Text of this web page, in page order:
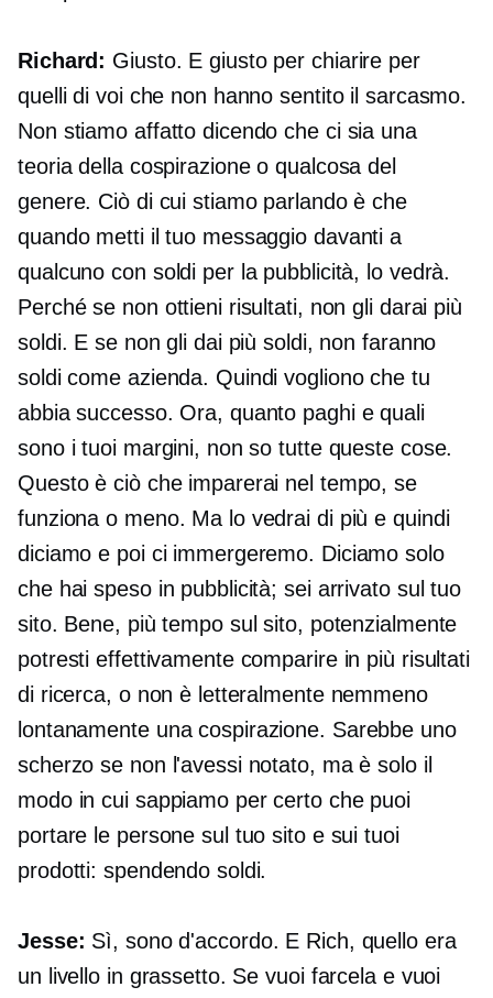
Richard: Giusto. E giusto per chiarire per
quelli di voi che non hanno sentito il sarcasmo.
Non stiamo affatto dicendo che ci sia una
teoria della cospirazione o qualcosa del
genere. Ciò di cui stiamo parlando è che
quando metti il ​​tuo messaggio davanti a
qualcuno con soldi per la pubblicità, lo vedrà.
Perché se non ottieni risultati, non gli darai più
soldi. E se non gli dai più soldi, non faranno
soldi come azienda. Quindi vogliono che tu
abbia successo. Ora, quanto paghi e quali
sono i tuoi margini, non so tutte queste cose.
Questo è ciò che imparerai nel tempo, se
funziona o meno. Ma lo vedrai di più e quindi
diciamo e poi ci immergeremo. Diciamo solo
che hai speso in pubblicità; sei arrivato sul tuo
sito. Bene, più tempo sul sito, potenzialmente
potresti effettivamente comparire in più risultati
di ricerca, o non è letteralmente nemmeno
lontanamente una cospirazione. Sarebbe uno
scherzo se non l'avessi notato, ma è solo il
modo in cui sappiamo per certo che puoi
portare le persone sul tuo sito e sui tuoi
prodotti: spendendo soldi.
Jesse: Sì, sono d'accordo. E Rich, quello era
un livello in grassetto. Se vuoi farcela e vuoi